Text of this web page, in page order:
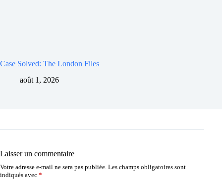
Case Solved: The London Files
août 1, 2026
Laisser un commentaire
Votre adresse e-mail ne sera pas publiée. Les champs obligatoires sont
indiqués avec *